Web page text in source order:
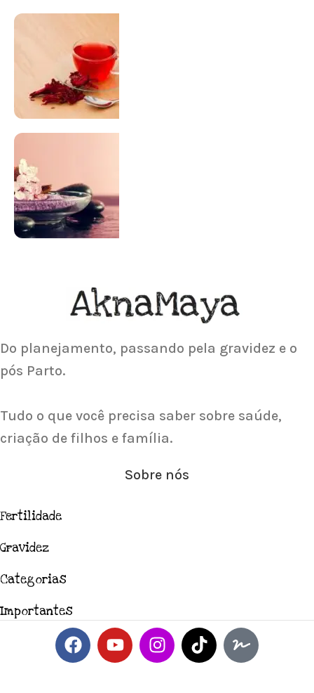
Para antes e depois de engravidar
Saiba Mais
Acupuntura focada para Fertilidade e
Gravidez
Saiba Mais
Do planejamento, passando pela gravidez e o
pós Parto.
Tudo o que você precisa saber sobre saúde,
criação de filhos e família.
Sobre nós
Fertilidade
Gravidez
Categorias
Importantes